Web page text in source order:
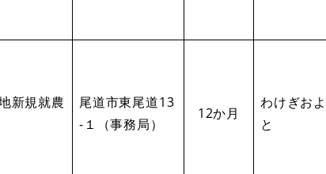
新規就農
尾道市東尾道13
-１（事務局）
12か月
わけぎお
と